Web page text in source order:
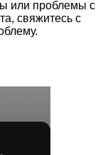
или проблемы с
свяжитесь с